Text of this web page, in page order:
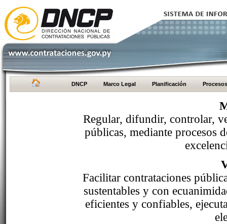
DNCP Marco Legal Planificación Procesos
Regular, difundir, controlar,
públicas, mediante procesos
Facilitar contrataciones
sustentables y con
eficientes y confiables,